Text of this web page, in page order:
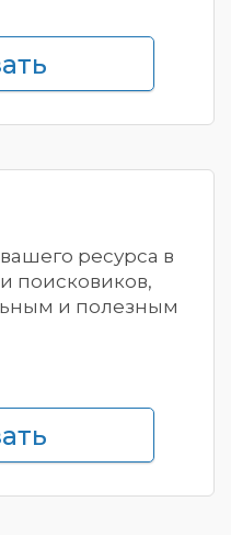
ресурса в
поисковиков,
и полезным